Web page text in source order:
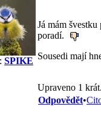
SPIKE
Já mám
poradí.
Sousedi mají
Upraveno 1
Odpovědět•